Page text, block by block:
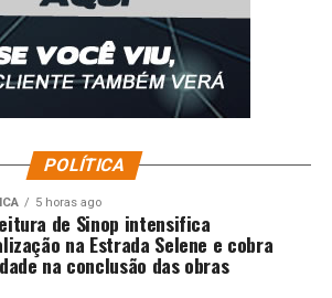
(Dieguinho) e Matheus Bidu; Gui
e Yuri Alberto.
Júnior
CORINTHIANS
CRUZEIRO
ESPORTES GOLEIA
LIBERTADORES
POLÍTICA
5 horas ago
de Sinop intensifica
na Estrada Selene e cobra
na conclusão das obras